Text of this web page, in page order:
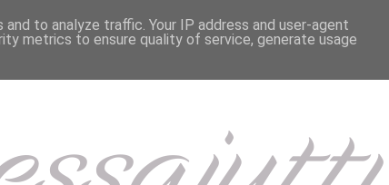
to analyze traffic. Your IP address and user-agent
metrics to ensure quality of service, generate usage